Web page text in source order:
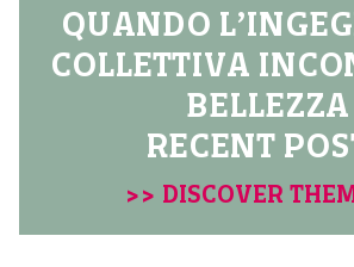
QUANDO
COLLETTIVA
BELLEZZA
RECENT
>> DISCOVER